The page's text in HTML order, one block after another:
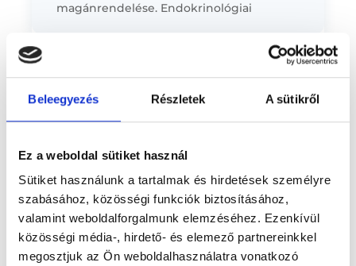
Beleegyezés Részletek A sütikről
Ez a weboldal sütiket használ
Sütiket használunk a tartalmak és hirdetések személyre
szabásához, közösségi funkciók biztosításához,
valamint weboldalforgalmunk elemzéséhez. Ezenkívül
közösségi média-, hirdető- és elemező partnereinkkel
megosztjuk az Ön weboldalhasználatra vonatkozó
magánrendelése. Endokrinológiai
Előző
* Szakorvos jelölt (rezidens): általános orvosi oklevéllel rendelkező
orvos, aki jogszabályok szerinti szakorvosi szakképesítés
megszerzésére irányuló képzésben vesz részt. Ezen orvosok által
önállóan nem végezhető szakmai tevékenységért teljes
szakorvosjelölt önállóan láthat el feladatokat. A foglaljorvost.hu
és szakorvosjelölt esetén.
Főoldal Endokrinológus Egyéb